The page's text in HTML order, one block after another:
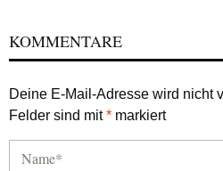
KOMMENTARE
Deine E-Mail-Adresse wird nicht
Felder sind mit* markiert